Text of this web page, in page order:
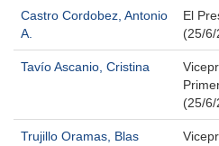
Castro Cordobez, Antonio
A.
El
(25/
Tavío Ascanio, Cristina
(25/
Trujillo Oramas, Blas